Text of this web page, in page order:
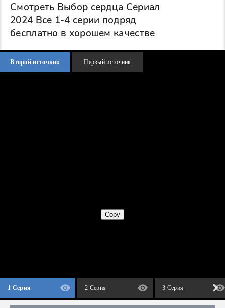
Смотреть Выбор сердца Сериал
2024 Все 1-4 серии подряд
бесплатно в хорошем качестве
Второй источник Первый источник
1 Серия 2 Серия 3 Серия